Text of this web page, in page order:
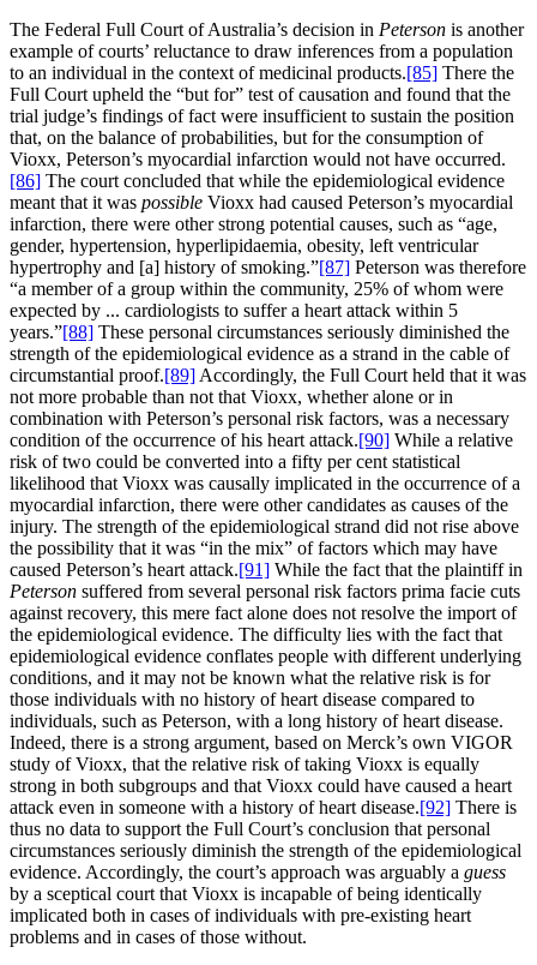
The Federal Full Court of Australia’s decision in Peterson is another
example of courts’ reluctance to draw inferences from a population
to an individual in the context of medicinal products.[85] There the
Full Court upheld the “but for” test of causation and found that the
trial judge’s findings of fact were insufficient to sustain the position
that, on the balance of probabilities, but for the consumption of
Vioxx, Peterson’s myocardial infarction would not have occurred.
[86] The court concluded that while the epidemiological evidence
meant that it was possible Vioxx had caused Peterson’s myocardial
infarction, there were other strong potential causes, such as “age,
gender, hypertension, hyperlipidaemia, obesity, left ventricular
hypertrophy and [a] history of smoking.”[87] Peterson was therefore
“a member of a group within the community, 25% of whom were
expected by ... cardiologists to suffer a heart attack within 5
years.”[88] These personal circumstances seriously diminished the
strength of the epidemiological evidence as a strand in the cable of
circumstantial proof.[89] Accordingly, the Full Court held that it was
not more probable than not that Vioxx, whether alone or in
combination with Peterson’s personal risk factors, was a necessary
condition of the occurrence of his heart attack.[90] While a relative
risk of two could be converted into a fifty per cent statistical
likelihood that Vioxx was causally implicated in the occurrence of a
myocardial infarction, there were other candidates as causes of the
injury. The strength of the epidemiological strand did not rise above
the possibility that it was “in the mix” of factors which may have
caused Peterson’s heart attack.[91] While the fact that the plaintiff in
Peterson suffered from several personal risk factors prima facie cuts
against recovery, this mere fact alone does not resolve the import of
the epidemiological evidence. The difficulty lies with the fact that
epidemiological evidence conflates people with different underlying
conditions, and it may not be known what the relative risk is for
those individuals with no history of heart disease compared to
individuals, such as Peterson, with a long history of heart disease.
Indeed, there is a strong argument, based on Merck’s own VIGOR
study of Vioxx, that the relative risk of taking Vioxx is equally
strong in both subgroups and that Vioxx could have caused a heart
attack even in someone with a history of heart disease.[92] There is
thus no data to support the Full Court’s conclusion that personal
circumstances seriously diminish the strength of the epidemiological
evidence. Accordingly, the court’s approach was arguably a guess
by a sceptical court that Vioxx is incapable of being identically
implicated both in cases of individuals with pre-existing heart
problems and in cases of those without.